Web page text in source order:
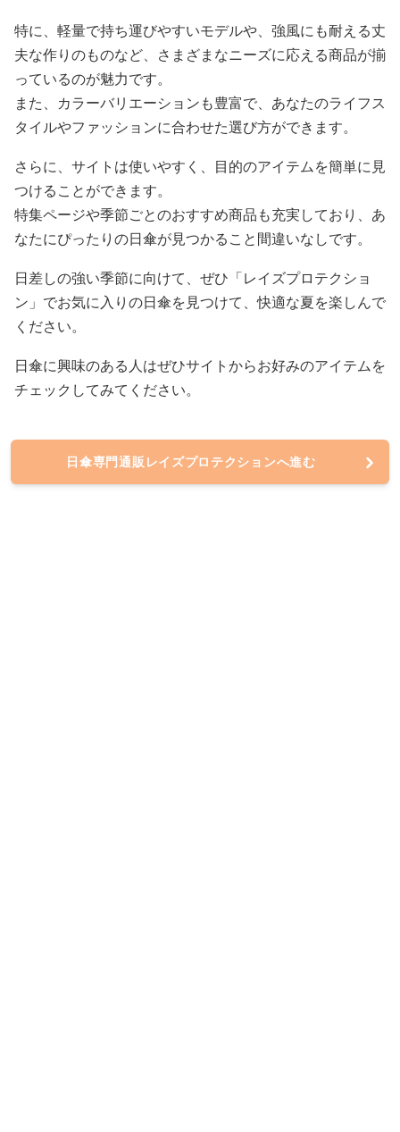
特に、軽量で持ち運びやすいモデルや、強風にも耐える丈
夫な作りのものなど、さまざまなニーズに応える商品が揃
っているのが魅力です。
また、カラーバリエーションも豊富で、あなたのライフス
タイルやファッションに合わせた選び方ができます。
さらに、サイトは使いやすく、目的のアイテムを簡単に見
つけることができます。
特集ページや季節ごとのおすすめ商品も充実しており、あ
なたにぴったりの日傘が見つかること間違いなしです。
日差しの強い季節に向けて、ぜひ「レイズプロテクショ
ン」でお気に入りの日傘を見つけて、快適な夏を楽しんで
ください。
日傘に興味のある人はぜひサイトからお好みのアイテムを
チェックしてみてください。
日傘専門通販レイズプロテクションへ進む